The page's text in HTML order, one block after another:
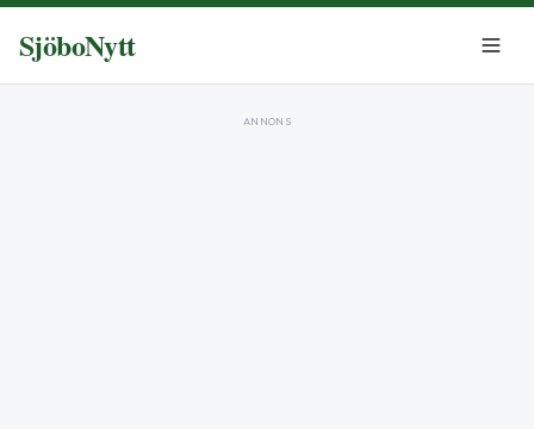
SjöboNytt
ANNONS